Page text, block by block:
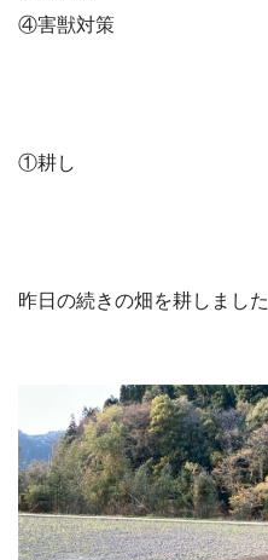
④害獣対策
①耕し
昨日の続きの畑を耕しました